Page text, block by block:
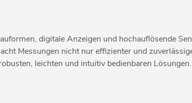
digitale Anzeigen und hochauflösende
Messungen nicht nur effizienter und
leichten und intuitiv bedienbaren Lösungen.